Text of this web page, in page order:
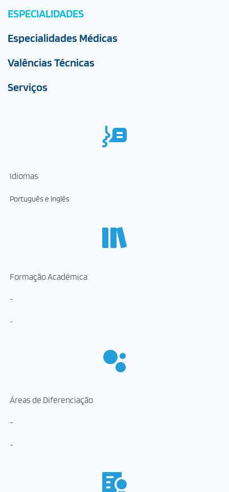
ESPECIALIDADES
Especialidades Médicas
Valências Técnicas
Serviços
Idiomas
Português e Inglês
Formação Académica
-
-
Áreas de Diferenciação
-
-